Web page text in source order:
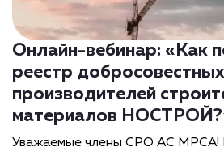
Онлайн-вебинар: «Как
реестр добросовестных
производителей
материалов
Уважаемые члены СРО АС МРСА!